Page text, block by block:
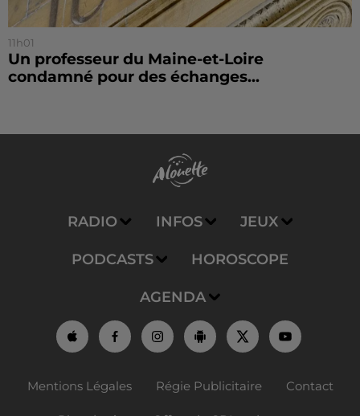
11h01
Un professeur du Maine-et-Loire
condamné pour des échanges...
RADIO INFOS JEUX
PODCASTS HOROSCOPE
AGENDA
Mentions Légales Régie Publicitaire Contact